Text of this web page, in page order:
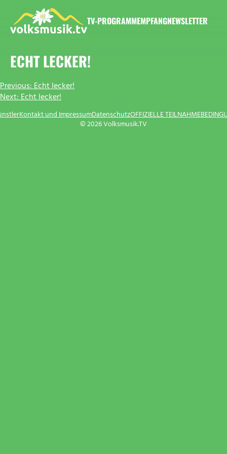
Inhalt
springen
TV-PROGRAMMEMPFANGNEWSLETTER
ECHT LECKER!
BEITRAGSNAVIGATION
Previous:Echt lecker!
Next:Echt lecker!
© 2026 Volksmusik.TV
Kontakt und ImpressumDatenschutzOFFIZIELLE